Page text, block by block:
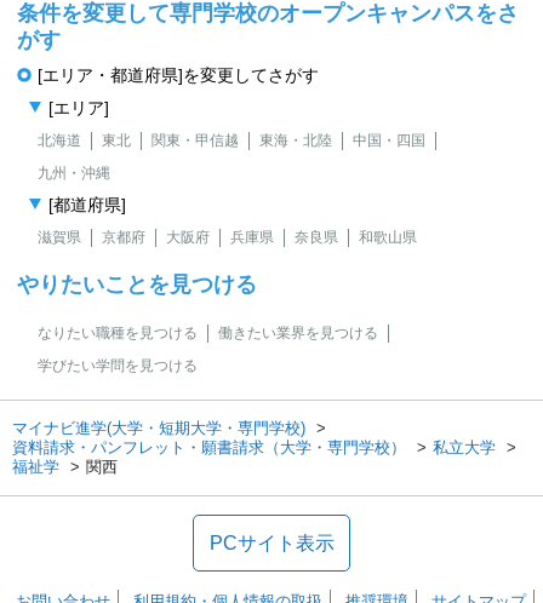
条件を変更して専門学校のオープンキャンパスをさ
がす
[エリア・都道府県]を変更してさがす
[エリア]
北海道 東北 関東・甲信越 東海・北陸
中国・四国
九州・沖縄
[都道府県]
滋賀県 京都府 大阪府 兵庫県 奈良県 和歌山県
やりたいことを見つける
なりたい職種を見つける
働きたい業界を見つける
学びたい学問を見つける
マイナビ進学(大学・短期大学・専門学校)
資料請求・パンフレット・願書請求（大学・専門学校）
私立大学
福祉学
関西
PCサイト表示